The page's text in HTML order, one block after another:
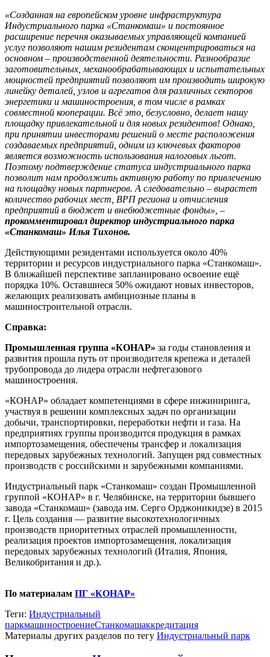
«Созданная на европейском уровне инфраструктура
Индустриального парка «Станкомаш» и постоянное
расширение перечня оказываемых управляющей компанией
услуг позволяют нашим резидентам сконцентрироваться на
основном – производственной деятельности. Разнообразие
заготовительных, механообрабатывающих и испытательных
мощностей предприятий позволяют им производить широкую
линейку деталей, узлов и агрегатов для различных секторов
энергетики и машиностроения, в том числе в рамках
совместной кооперации. Всё это, безусловно, делает нашу
площадку привлекательной и для новых резидентов! Однако,
при принятии инвесторами решений о месте расположения
создаваемых предприятий, одним из ключевых факторов
является возможность использования налоговых льгот.
Поэтому подтверждение статуса индустриального парка
позволит нам продолжить активную работу по привлечению
на площадку новых партнеров. А следовательно – вырастет
количество рабочих мест, ВРП региона и отчисления
предприятий в бюджет и внебюджетные фонды», –
прокомментировал директор индустриального парка
«Станкомаш» Илья Тихонов.
Действующими резидентами используется около 40%
территории и ресурсов индустриального парка «Станкомаш».
В ближайшей перспективе запланировано освоение ещё
порядка 10%. Оставшиеся 50% ожидают новых инвесторов,
желающих реализовать амбициозные планы в
машиностроительной отрасли.
Справка:
Промышленная группа «КОНАР» за годы становления и
развития прошла путь от производителя крепежа и деталей
трубопровода до лидера отрасли нефтегазового
машиностроения.
«КОНАР» обладает компетенциями в сфере инжиниринга,
участвуя в решении комплексных задач по организации
добычи, транспортировки, переработки нефти и газа. На
предприятиях группы производится продукция в рамках
импортозамещения, обеспечены трансфер и локализация
передовых зарубежных технологий. Запущен ряд совместных
производств с российскими и зарубежными компаниями.
Индустриальный парк «Станкомаш» создан Промышленной
группой «КОНАР» в г. Челябинске, на территории бывшего
завода «Станкомаш» (завода им. Серго Орджоникидзе) в 2015
г. Цель создания — развитие высокотехнологичных
производств приоритетных отраслей промышленности,
реализация проектов импортозамещения, локализация
передовых зарубежных технологий (Италия, Япония,
Великобритания и др.).
По материалам ПГ «КОНАР»
Теги: Индустриальный
паркмашиностроениеСтанкомашаккредитация
Материалы других разделов по тегу Индустриальный парк